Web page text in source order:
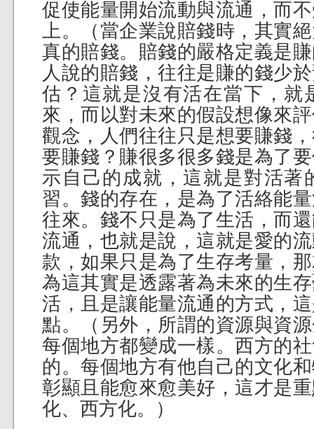
促使能量開始流動與流通，而
上。（當企業說賠錢時，其實
真的賠錢。賠錢的嚴格定義是
人說的賠錢，往往是賺的錢少
估？這就是沒有活在當下，就
來，而以對未來的假設想像來
觀念，人們往往只是想要賺錢
要賺錢？賺很多很多錢是為了
示自己的成就，這就是對活著
習。錢的存在，是為了活絡能
往來。錢不只是為了生活，而
流通，也就是說，這就是愛的
款，如果只是為了生存考量，
為這其實是透露著為未來的生
活，且是讓能量流通的方式，
點。（另外，所謂的資源與資
每個地方都變成一樣。西方的
的。每個地方有他自己的文化
彰顯且能愈來愈美好，這才是
化、西方化。）